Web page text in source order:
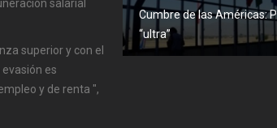
salarial
superior y con el
es
y de renta ",
Cumbre de las Américas:
“ultra”